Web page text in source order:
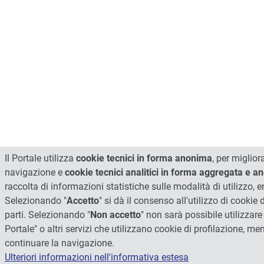
Il Portale utilizza cookie tecnici in forma anonima, per
navigazione e cookie tecnici analitici in forma aggregata e
raccolta di informazioni statistiche sulle modalità di utilizzo,
Selezionando "Accetto" si dà il consenso all'utilizzo di cookie
parti. Selezionando "Non accetto" non sarà possibile
Portale" o altri servizi che utilizzano cookie di profilazione,
continuare la navigazione.
Ulteriori informazioni nell'informativa estesa